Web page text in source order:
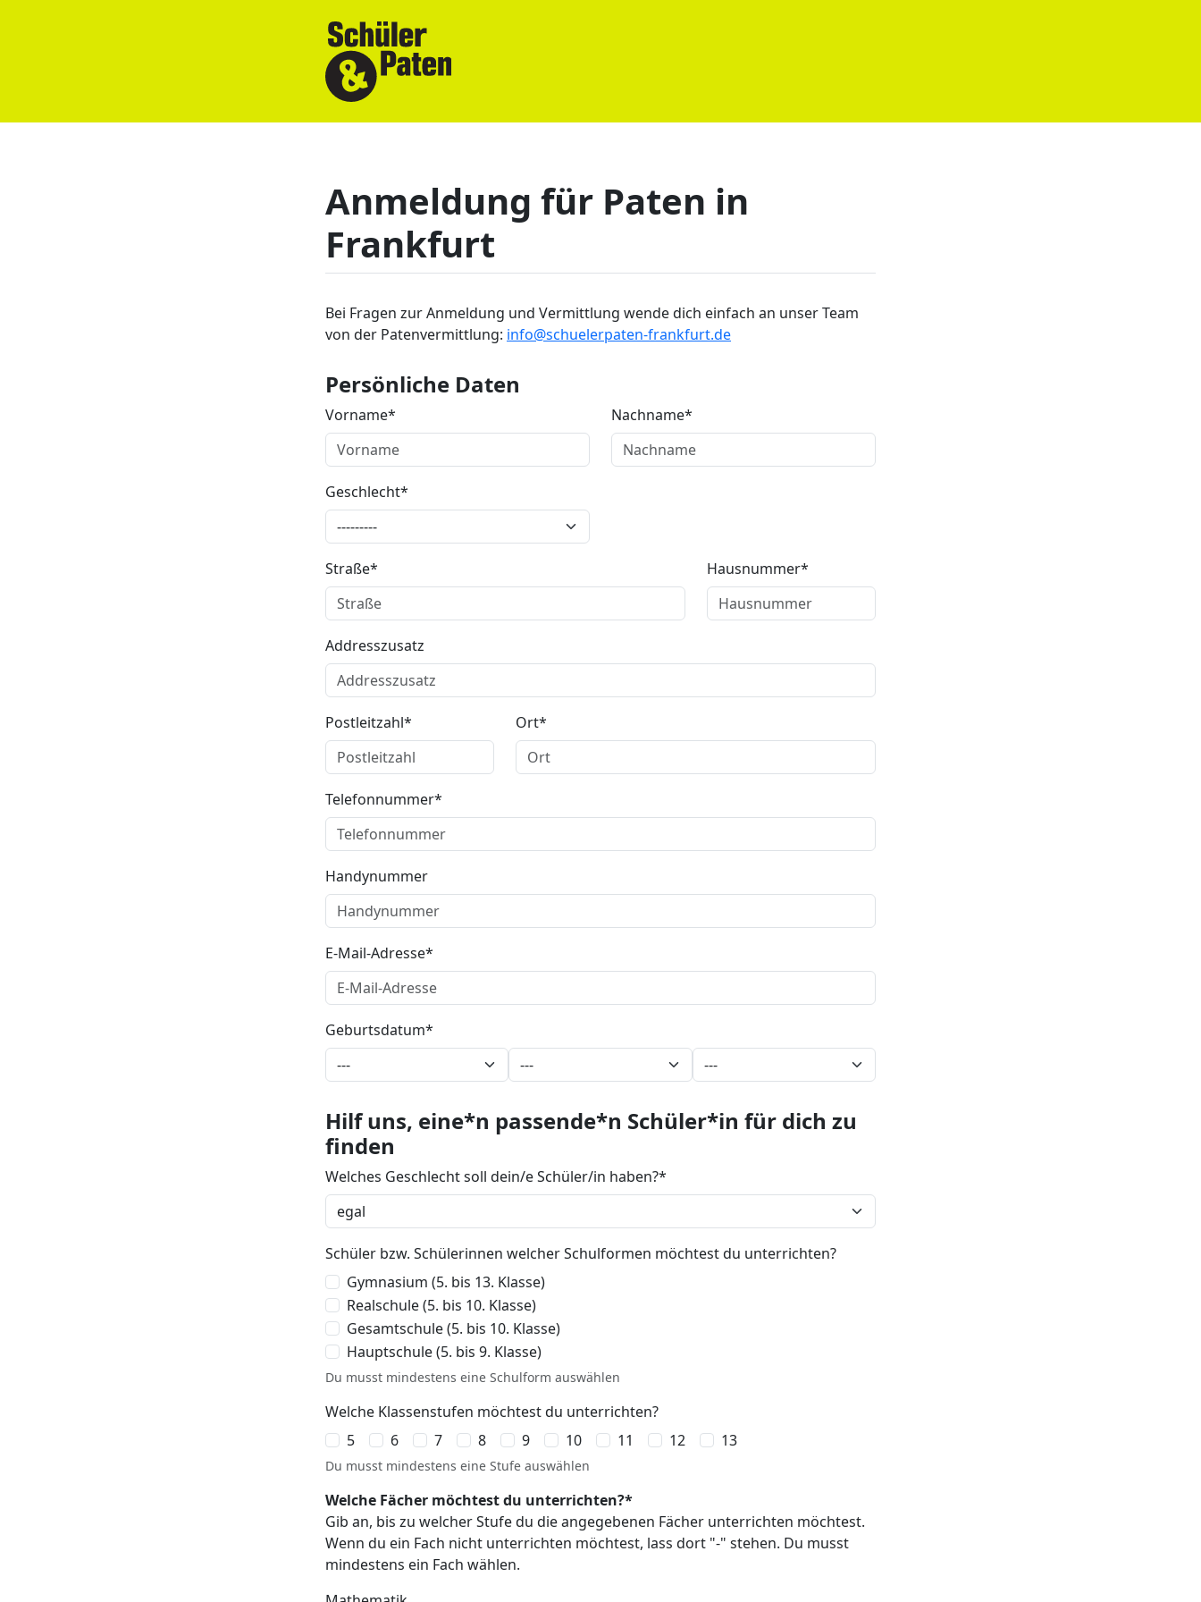
Anmeldung für Paten in
Frankfurt
Bei Fragen zur Anmeldung und Vermittlung wende dich einfach an unser Team
von der Patenvermittlung: info@schuelerpaten-frankfurt.de
Persönliche Daten
Vorname Nachname
Geschlecht
Straße Hausnummer
Addresszusatz
Postleitzahl Ort
Telefonnummer
Handynummer
E-Mail-Adresse
Geburtsdatum
Hilf uns, eine*n passende*n Schüler*in für dich zu
finden
Welches Geschlecht soll dein/e Schüler/in haben?
Schüler bzw. Schülerinnen welcher Schulformen möchtest du unterrichten?
Gymnasium (5. bis 13. Klasse)
Realschule (5. bis 10. Klasse)
Gesamtschule (5. bis 10. Klasse)
Hauptschule (5. bis 9. Klasse)
Du musst mindestens eine Schulform auswählen
Welche Klassenstufen möchtest du unterrichten?
5
6 7 8 9 10 11 12 13
Du musst mindestens eine Stufe auswählen
Welche Fächer möchtest du unterrichten?*
Gib an, bis zu welcher Stufe du die angegebenen Fächer unterrichten möchtest.
Wenn du ein Fach nicht unterrichten möchtest, lass dort "-" stehen. Du musst
mindestens ein Fach wählen.